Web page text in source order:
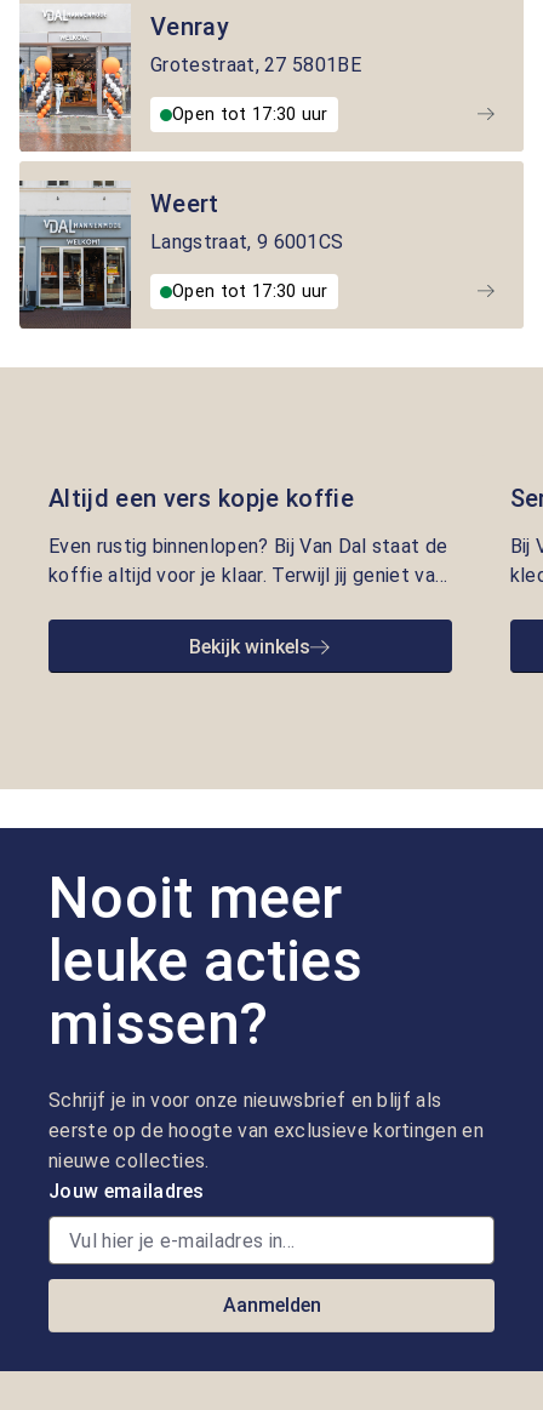
Venray
Grotestraat,27 5801BE
Open tot 17:30 uur
Weert
Langstraat, 9 6001CS
Open tot 17:30 uur
Altijd een vers kopje koffie
Even rustig binnenlopen? Bij Van Dal staat de
koffie altijd voor je klaar. Terwijl jij geniet van
om je te helpen met kleding die écht bij je
past. Persoonlijke aandacht en gastvrijheid
Bekijk winkels
Bij
Nooit meer
leuke acties
missen?
Schrijf je in voor onze nieuwsbrief en blijf als
eerste op de hoogte van exclusieve kortingen en
nieuwe collecties.
Jouw emailadres
Aanmelden